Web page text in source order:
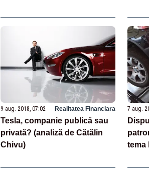
9 aug. 2018, 07:02 Realitatea Financiara
Tesla, companie publică sau
privată? (analiză de Cătălin
Chivu)
7 aug.
tema